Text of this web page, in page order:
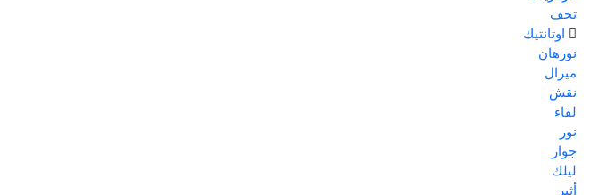
تحف
اوتانتيك
نورهان
ميرال
نقش
لقاء
نور
جوار
ليلك
أثير